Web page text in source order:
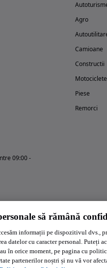
09:00 -
Agro
Camioane
Constructii
Motociclete
Piese
Remorci
să rămână
informații pe dispozitivul dvs.,
datelor cu caracter personal. Puteți
în orice moment, pe pagina cu
partenerilor noștri și nu vă vor